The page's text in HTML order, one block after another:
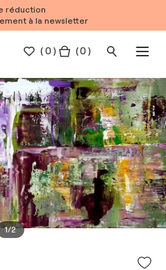
réduction
à la newsletter
(0 ) ( 0 )
1/2